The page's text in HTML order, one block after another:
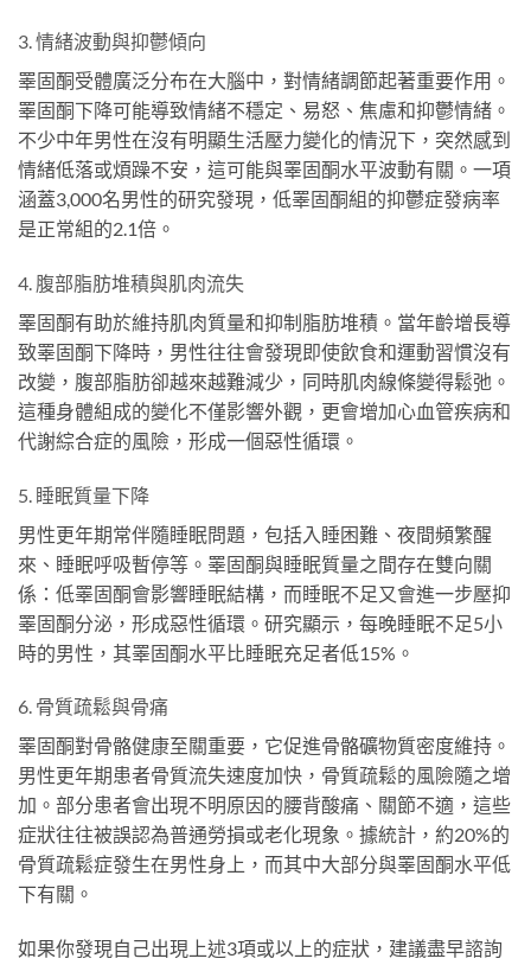
3. 情緒波動與抑鬱傾向
睪固酮受體廣泛分布在大腦中，對情緒調節起著重要作用。
睪固酮下降可能導致情緒不穩定、易怒、焦慮和抑鬱情緒。
不少中年男性在沒有明顯生活壓力變化的情況下，突然感到
情緒低落或煩躁不安，這可能與睪固酮水平波動有關。一項
涵蓋3,000名男性的研究發現，低睪固酮組的抑鬱症發病率
是正常組的2.1倍。
4. 腹部脂肪堆積與肌肉流失
睪固酮有助於維持肌肉質量和抑制脂肪堆積。當年齡增長導
致睪固酮下降時，男性往往會發現即使飲食和運動習慣沒有
改變，腹部脂肪卻越來越難減少，同時肌肉線條變得鬆弛。
這種身體組成的變化不僅影響外觀，更會增加心血管疾病和
代謝綜合症的風險，形成一個惡性循環。
5. 睡眠質量下降
男性更年期常伴隨睡眠問題，包括入睡困難、夜間頻繁醒
來、睡眠呼吸暫停等。睪固酮與睡眠質量之間存在雙向關
係：低睪固酮會影響睡眠結構，而睡眠不足又會進一步壓抑
睪固酮分泌，形成惡性循環。研究顯示，每晚睡眠不足5小
時的男性，其睪固酮水平比睡眠充足者低15%。
6. 骨質疏鬆與骨痛
睪固酮對骨骼健康至關重要，它促進骨骼礦物質密度維持。
男性更年期患者骨質流失速度加快，骨質疏鬆的風險隨之增
加。部分患者會出現不明原因的腰背酸痛、關節不適，這些
症狀往往被誤認為普通勞損或老化現象。據統計，約20%的
骨質疏鬆症發生在男性身上，而其中大部分與睪固酮水平低
下有關。
如果你發現自己出現上述3項或以上的症狀，建議盡早諮詢